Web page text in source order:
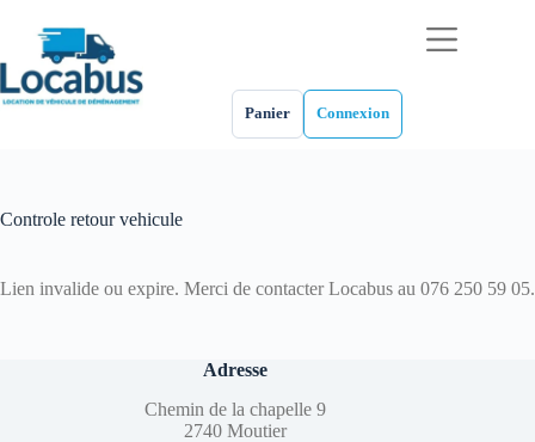
contenu
Panier Connexion
Controle retour vehicule
Lien invalide ou expire. Merci de contacter Locabus au 076 250 59 05.
Adresse
Chemin de la chapelle 9
2740 Moutier